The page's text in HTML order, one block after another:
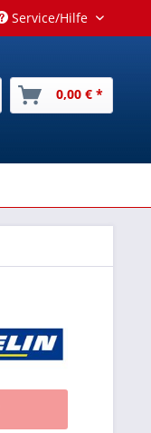
Service/Hilfe
0,00 € *